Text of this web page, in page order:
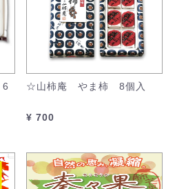
☆山柿庵 やま柿 8個入
¥ 700